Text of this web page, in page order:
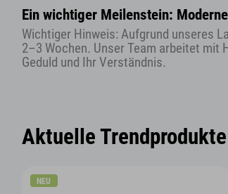
Ein wichtiger Meilenstein:
Wichtiger Hinweis: Aufgrund unseres
2–3 Wochen. Unser Team arbeitet mit
Geduld und Ihr Verständnis.
Aktuelle Trendprodukte
NEU